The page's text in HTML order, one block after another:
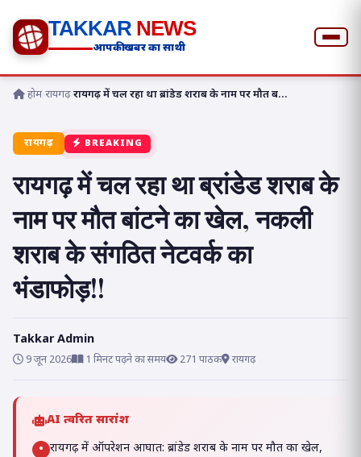
TAKKAR NEWS
आपकी खबर का साथी
होम›रायगढ़›रायगढ़ में चल रहा था ब्रांडेड शराब के नाम पर मौत ब...
रायगढ़ BREAKING
रायगढ़ में चल रहा था ब्रांडेड शराब के
नाम पर मौत बांटने का खेल, नकली
शराब के संगठित नेटवर्क का
भंडाफोड़!!
Takkar Admin
9 जून 2026 1 मिनट पढ़ने का समय 271 पाठक रायगढ़
AI त्वरित सारांश
• रायगढ़ में ऑपरेशन आघात: ब्रांडेड शराब के नाम पर मौत का खेल,